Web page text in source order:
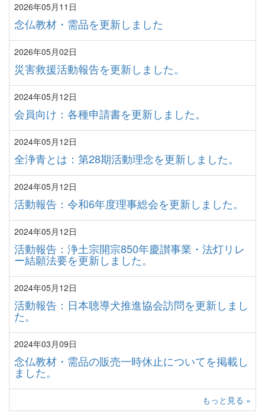
2026年05月11日
念仏教材・需品を更新しました
2026年05月02日
災害救援活動報告を更新しました。
2024年05月12日
会員向け：各種申請書を更新しました。
2024年05月12日
全浄青とは：第28期活動理念を更新しました。
2024年05月12日
活動報告：令和6年度理事総会を更新しました。
2024年05月12日
活動報告：浄土宗開宗850年慶讃事業・法灯リレ
ー結願法要を更新しました。
2024年05月12日
活動報告：日本聴導犬推進協会訪問を更新しまし
た。
2024年03月09日
念仏教材・需品の販売一時休止についてを掲載し
ました。
もっと見る »